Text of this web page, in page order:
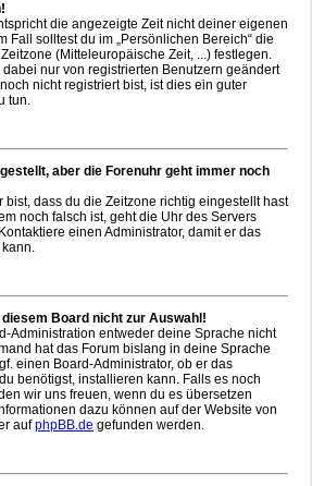
die angezeigte Zeit nicht deiner eigenen
Fall solltest du im „Persönlichen Bereich“ die
(Mitteleuropäische Zeit, ...) festlegen.
dabei nur von registrierten Benutzern geändert
nicht registriert bist, ist dies ein guter
tun.
aber die Forenuhr geht immer noch
bist, dass du die Zeitzone richtig eingestellt hast
noch falsch ist, geht die Uhr des Servers
einen Administrator, damit er das
Board nicht zur Auswahl!
Administration entweder deine Sprache nicht
hat das Forum bislang in deine Sprache
einen Board-Administrator, ob er das
benötigst, installieren kann. Falls es noch
wir uns freuen, wenn du es übersetzen
dazu können auf der Website von
aufphpBB.de gefunden werden.